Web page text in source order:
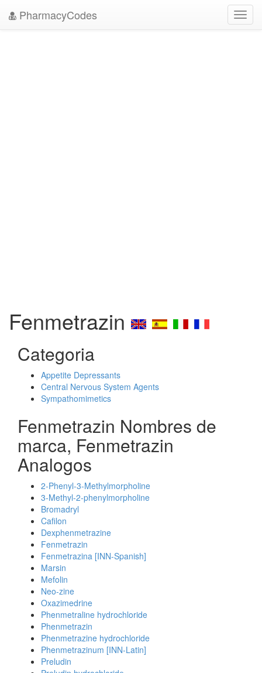
PharmacyCodes
Fenmetrazin
Categoria
Appetite Depressants
Central Nervous System Agents
Sympathomimetics
Fenmetrazin Nombres de
marca, Fenmetrazin
Analogos
2-Phenyl-3-Methylmorpholine
3-Methyl-2-phenylmorpholine
Bromadryl
Cafilon
Dexphenmetrazine
Fenmetrazin
Fenmetrazina [INN-Spanish]
Marsin
Mefolin
Neo-zine
Oxazimedrine
Phenmetraline hydrochloride
Phenmetrazin
Phenmetrazine hydrochloride
Phenmetrazinum [INN-Latin]
Preludin